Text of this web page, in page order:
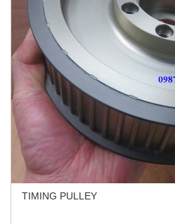
TIMING PULLEY